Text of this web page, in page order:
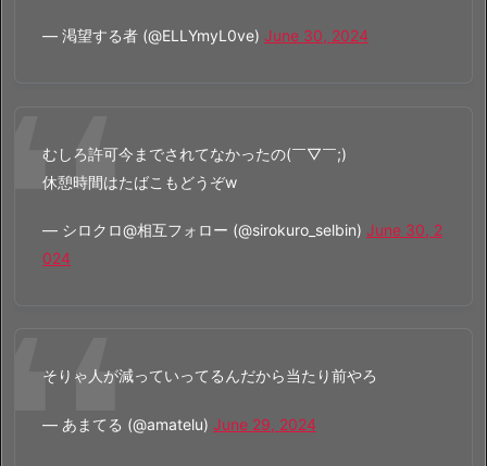
— 渇望する者 (@ELLYmyL0ve) June 30, 2024
むしろ許可今までされてなかったの(￣▽￣;)
休憩時間はたばこもどうぞw
— シロクロ@相互フォロー (@sirokuro_selbin) June 30, 2
024
そりゃ人が減っていってるんだから当たり前やろ
— あまてる (@amatelu) June 29, 2024